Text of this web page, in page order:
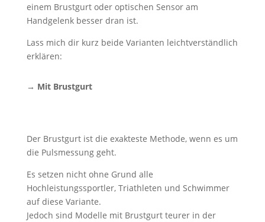
einem Brustgurt oder optischen Sensor am
Handgelenk besser dran ist.
Lass mich dir kurz beide Varianten leichtverständlich
erklären:
→ Mit Brustgurt
Der Brustgurt ist die exakteste Methode, wenn es um
die Pulsmessung geht.
Es setzen nicht ohne Grund alle
Hochleistungssportler, Triathleten und Schwimmer
auf diese Variante.
Jedoch sind Modelle mit Brustgurt teurer in der